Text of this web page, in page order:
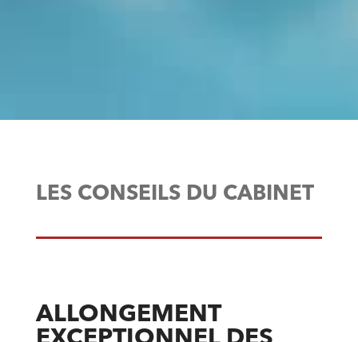
LES CONSEILS DU CABINET
ALLONGEMENT